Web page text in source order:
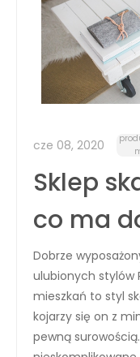
cze 08, 2020
Sklep
co ma
Dobrze
ulubionych stylów
mieszkań to styl
kojarzy się on z
pewną